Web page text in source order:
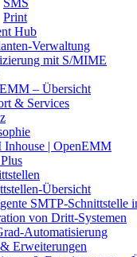
SMS
Print
Hub
Verwaltung
mit S/MIME
– Übersicht
& Services
| OpenEMM
Übersicht
SMTP-Schnittstelle
von Dritt-Systemen
Automatisierung
Erweiterungen